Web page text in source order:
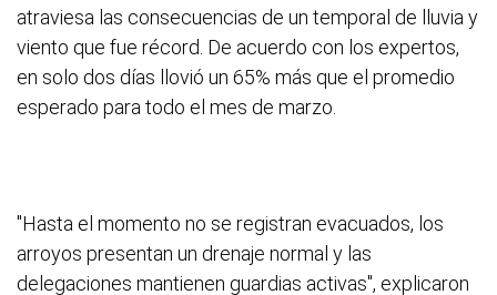
atraviesa las consecuencias de un temporal de lluvia y
viento que fue récord. De acuerdo con los expertos,
en solo dos días llovió un 65% más que el promedio
esperado para todo el mes de marzo.
"Hasta el momento no se registran evacuados, los
arroyos presentan un drenaje normal y las
delegaciones mantienen guardias activas", explicaron